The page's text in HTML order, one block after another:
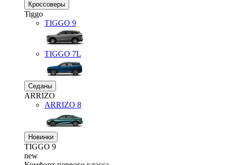
Кроссоверы
Tiggo
TIGGO 9
TIGGO 7L
Седаны
ARRIZO
ARRIZO 8
Новинки
TIGGO 9
new